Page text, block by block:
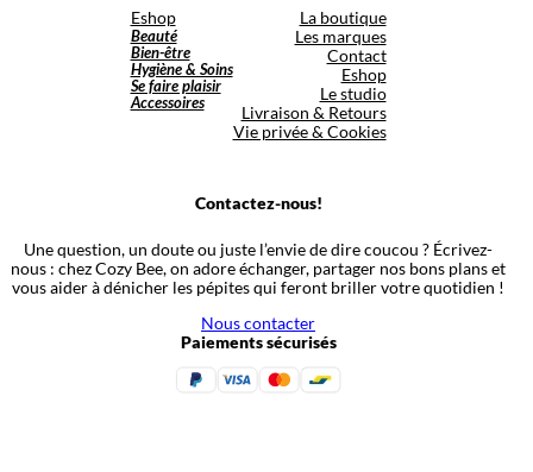
Eshop
Beauté
Bien-être
Hygiène & Soins
Se faire plaisir
Accessoires
La boutique
Les marques
Contact
Eshop
Le studio
Livraison & Retours
Vie privée & Cookies
Contactez-nous!
Une question, un doute ou juste l’envie de dire coucou ? Écrivez-
nous : chez Cozy Bee, on adore échanger, partager nos bons plans et
vous aider à dénicher les pépites qui feront briller votre quotidien !
Nous contacter
Paiements sécurisés